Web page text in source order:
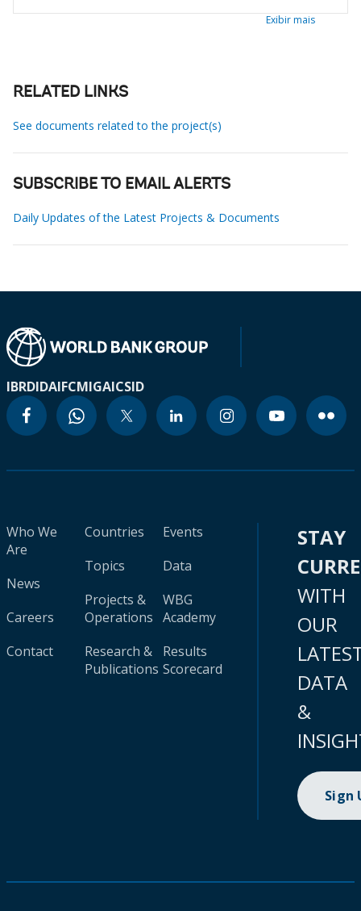
Exibir mais
RELATED LINKS
See documents related to the project(s)
SUBSCRIBE TO EMAIL ALERTS
Daily Updates of the Latest Projects & Documents
IBRDIDAIFCMIGAICSID
Who We
Are
News
Careers
Contact
Countries
Topics
Projects &
Operations
Research &
Publications
Events
Data
WBG
Academy
Results
Scorecard
STAY
WITH
OUR
DATA
&
Sign